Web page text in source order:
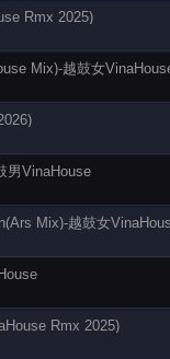
Rmx 2025)
Mix)-越鼓女
男VinaHouse
Mix)-越鼓女
Rmx 2025)